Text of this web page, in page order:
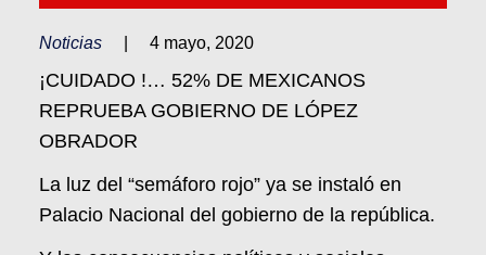
Noticias 4 mayo, 2020
¡CUIDADO !… 52% DE MEXICANOS
REPRUEBA GOBIERNO DE LÓPEZ
OBRADOR
La luz del “semáforo rojo” ya se instaló en
Palacio Nacional del gobierno de la república.